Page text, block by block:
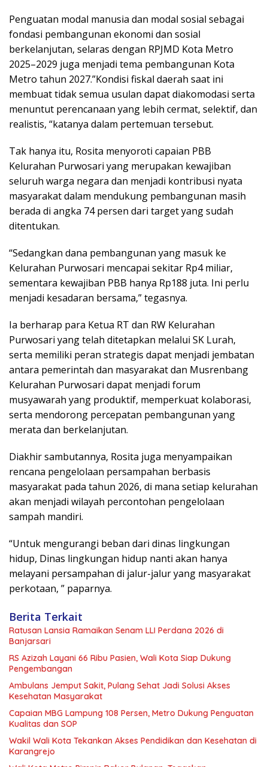
Penguatan modal manusia dan modal sosial sebagai
fondasi pembangunan ekonomi dan sosial
berkelanjutan, selaras dengan RPJMD Kota Metro
2025–2029 juga menjadi tema pembangunan Kota
Metro tahun 2027.”Kondisi fiskal daerah saat ini
membuat tidak semua usulan dapat diakomodasi serta
menuntut perencanaan yang lebih cermat, selektif, dan
realistis, “katanya dalam pertemuan tersebut.
Tak hanya itu, Rosita menyoroti capaian PBB
Kelurahan Purwosari yang merupakan kewajiban
seluruh warga negara dan menjadi kontribusi nyata
masyarakat dalam mendukung pembangunan masih
berada di angka 74 persen dari target yang sudah
ditentukan.
“Sedangkan dana pembangunan yang masuk ke
Kelurahan Purwosari mencapai sekitar Rp4 miliar,
sementara kewajiban PBB hanya Rp188 juta. Ini perlu
menjadi kesadaran bersama,” tegasnya.
Ia berharap para Ketua RT dan RW Kelurahan
Purwosari yang telah ditetapkan melalui SK Lurah,
serta memiliki peran strategis dapat menjadi jembatan
antara pemerintah dan masyarakat dan Musrenbang
Kelurahan Purwosari dapat menjadi forum
musyawarah yang produktif, memperkuat kolaborasi,
serta mendorong percepatan pembangunan yang
merata dan berkelanjutan.
Diakhir sambutannya, Rosita juga menyampaikan
rencana pengelolaan persampahan berbasis
masyarakat pada tahun 2026, di mana setiap kelurahan
akan menjadi wilayah percontohan pengelolaan
sampah mandiri.
“Untuk mengurangi beban dari dinas lingkungan
hidup, Dinas lingkungan hidup nanti akan hanya
melayani persampahan di jalur-jalur yang masyarakat
perkotaan, ” paparnya.
Berita Terkait
Ratusan Lansia Ramaikan Senam LLI Perdana 2026 di
Banjarsari
RS Azizah Layani 66 Ribu Pasien, Wali Kota Siap Dukung
Pengembangan
Ambulans Jemput Sakit, Pulang Sehat Jadi Solusi Akses
Kesehatan Masyarakat
Capaian MBG Lampung 108 Persen, Metro Dukung Penguatan
Kualitas dan SOP
Wakil Wali Kota Tekankan Akses Pendidikan dan Kesehatan di
Karangrejo